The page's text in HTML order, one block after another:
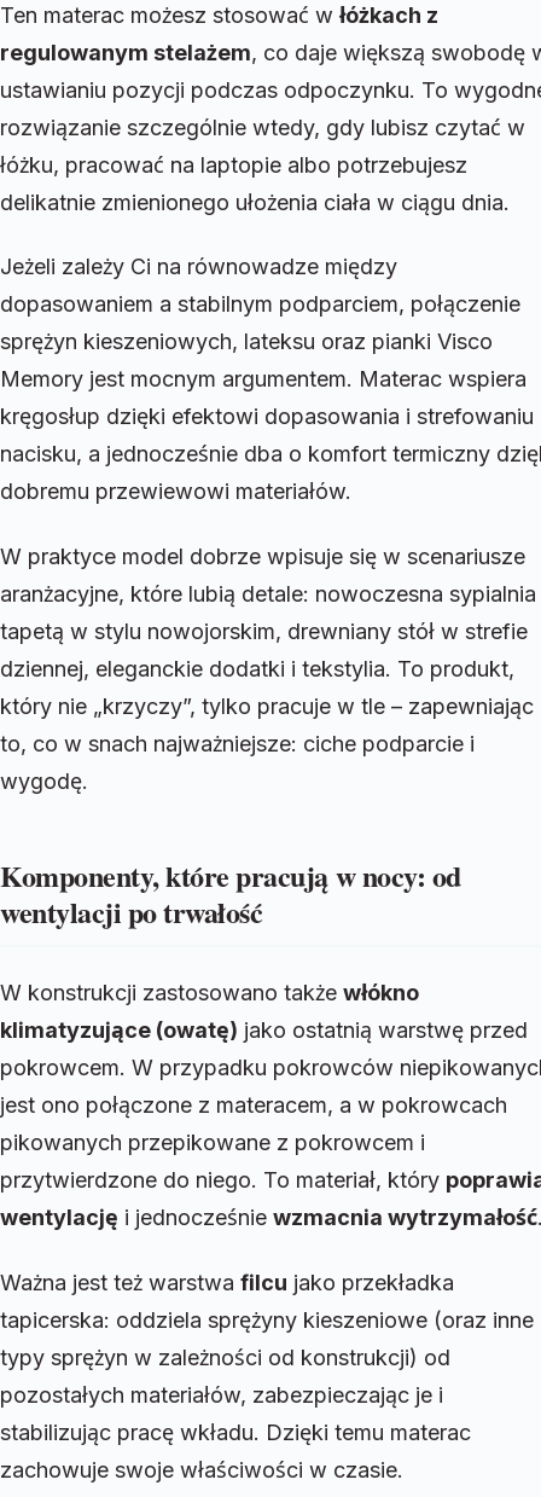
Ten materac możesz stosować w łóżkach z
regulowanym stelażem, co daje większą swobodę
ustawianiu pozycji podczas odpoczynku. To
rozwiązanie szczególnie wtedy, gdy lubisz czytać w
łóżku, pracować na laptopie albo potrzebujesz
delikatnie zmienionego ułożenia ciała w ciągu dnia.
Jeżeli zależy Ci na równowadze między
dopasowaniem a stabilnym podparciem, połączenie
sprężyn kieszeniowych, lateksu oraz pianki Visco
Memory jest mocnym argumentem. Materac wspiera
kręgosłup dzięki efektowi dopasowania i strefowaniu
nacisku, a jednocześnie dba o komfort termiczny
dobremu przewiewowi materiałów.
W praktyce model dobrze wpisuje się w scenariusze
aranżacyjne, które lubią detale: nowoczesna
tapetą w stylu nowojorskim, drewniany stół w strefie
dziennej, eleganckie dodatki i tekstylia. To produkt,
który nie „krzyczy”, tylko pracuje w tle – zapewniając
to, co w snach najważniejsze: ciche podparcie i
wygodę.
Komponenty, które pracują w nocy: od
wentylacji po trwałość
W konstrukcji zastosowano także włókno
klimatyzujące (owatę) jako ostatnią warstwę przed
pokrowcem. W przypadku pokrowców
jest ono połączone z materacem, a w pokrowcach
pikowanych przepikowane z pokrowcem i
przytwierdzone do niego. To materiał, który
wentylację i jednocześnie wzmacnia wytrzymałość
Ważna jest też warstwa filcu jako przekładka
tapicerska: oddziela sprężyny kieszeniowe (oraz inne
typy sprężyn w zależności od konstrukcji) od
pozostałych materiałów, zabezpieczając je i
stabilizując pracę wkładu. Dzięki temu materac
zachowuje swoje właściwości w czasie.